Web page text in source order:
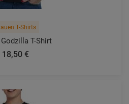
T-Shirts
T-Shirt
18,50 €